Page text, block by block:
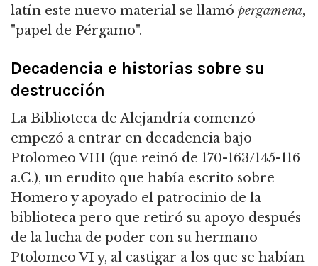
latín este nuevo material se llamó pergamena,
"papel de Pérgamo".
Decadencia e historias sobre su
destrucción
La Biblioteca de Alejandría comenzó
empezó a entrar en decadencia bajo
Ptolomeo VIII (que reinó de 170-163/145-116
a.C.), un erudito que había escrito sobre
Homero y apoyado el patrocinio de la
biblioteca pero que retiró su apoyo después
de la lucha de poder con su hermano
Ptolomeo VI y, al castigar a los que se habían